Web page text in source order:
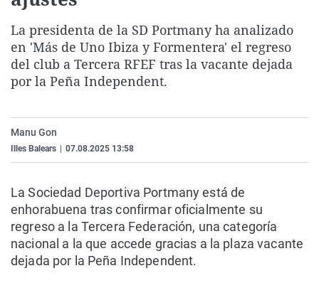
Gente viajera
Como el perro y el
Retornados
Equipo de
Galicia
La Rioja
Televisión
Elecciones
La presidenta de la SD Portmany ha analizado
en 'Más de Uno Ibiza y Formentera' el regreso
del club a Tercera RFEF tras la vacante dejada
por la Peña Independent.
Manu Gon
Illes Balears 07.08.2025 13:58
La Sociedad Deportiva Portmany está de
enhorabuena tras confirmar oficialmente su
regreso a la Tercera Federación, una categoría
nacional a la que accede gracias a la plaza vacante
dejada por la Peña Independent.